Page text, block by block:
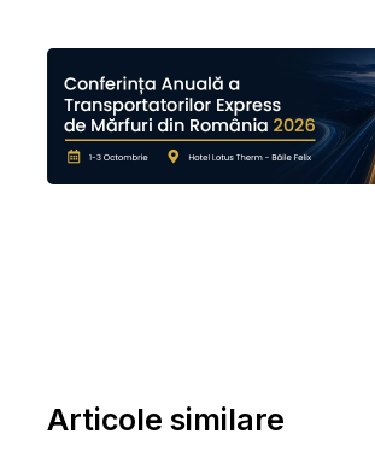
Articole similare